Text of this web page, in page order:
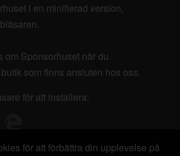
i en minifierad version,
om Sponsorhuset när du
som finns ansluten hos oss.
för att installera:
för att förbättra din upplevelse på